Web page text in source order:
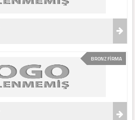
BRONZ FİRMA